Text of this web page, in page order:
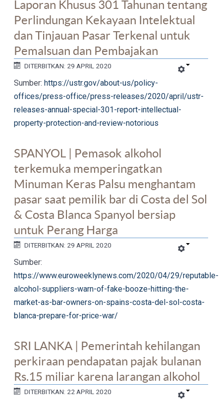
Laporan Khusus 301 Tahunan tentang
Perlindungan Kekayaan Intelektual
dan Tinjauan Pasar Terkenal untuk
Pemalsuan dan Pembajakan
DITERBITKAN: 29 APRIL 2020
Sumber:https://ustr.gov/about-us/policy-
offices/press-office/press-releases/2020/april/ustr-
releases-annual-special-301-report-intellectual-
property-protection-and-review-notorious
SPANYOL | Pemasok alkohol
terkemuka memperingatkan
Minuman Keras Palsu menghantam
pasar saat pemilik bar di Costa del Sol
& Costa Blanca Spanyol bersiap
untuk Perang Harga
DITERBITKAN: 29 APRIL 2020
Sumber:
https://www.euroweeklynews.com/2020/04/29/reputable-
alcohol-suppliers-warn-of-fake-booze-hitting-the-
market-as-bar-owners-on-spains-costa-del-sol-costa-
blanca-prepare-for-price-war/
SRI LANKA | Pemerintah kehilangan
perkiraan pendapatan pajak bulanan
Rs.15 miliar karena larangan alkohol
DITERBITKAN: 22 APRIL 2020